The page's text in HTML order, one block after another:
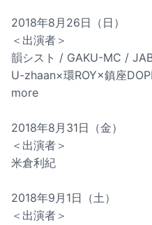
2018年8月26日（日）
＜出演者＞
韻シスト / GAKU-MC /
U-zhaan×環ROY×鎮座
more
2018年8月31日（金）
＜出演者＞
米倉利紀
2018年9月1日（土）
＜出演者＞